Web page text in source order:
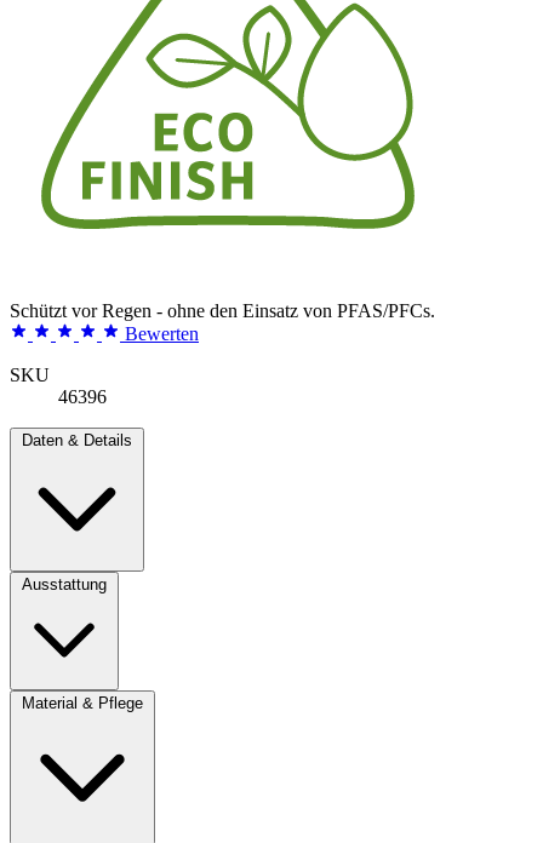
Schützt vor Regen - ohne den Einsatz von PFAS/PFCs.
Bewerten
SKU
46396
Daten & Details
Ausstattung
Material & Pflege